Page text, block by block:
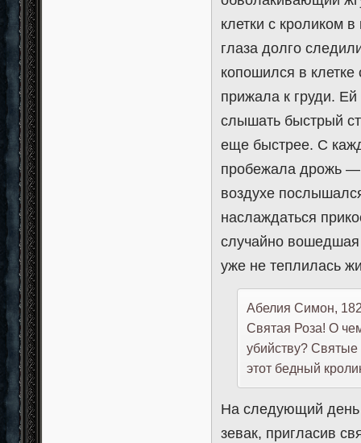
клетки с кроликом
глаза долго
копошился в
прижала к груди. Ей
слышать быстрый
еще быстрее. С
пробежала дрожь —
воздухе
наслаждаться
случайно вошедшая
уже не теплилась
Абелия Симон,
Святая Роза! О
убийству? Святые
этот бедный
На следующий день
зевак, пригласив